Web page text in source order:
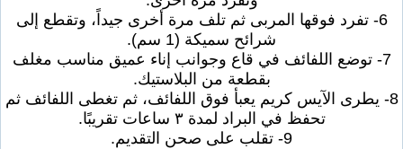
6- تفرد فوقها المربى ثم تلف مرة أخرى جيداً، وتقطع إلى
شرائح سميكة (1 سم).
7- توضع اللفائف في قاع وجوانب إناء عميق مناسب مغلف
بقطعة من البلاستيك.
8- يطرى الآيس كريم يعبأ فوق اللفائف، ثم تغطى اللفائف ثم
تحفظ في البراد لمدة ٣ ساعات تقريبًا.
9- تقلب على صحن التقديم.